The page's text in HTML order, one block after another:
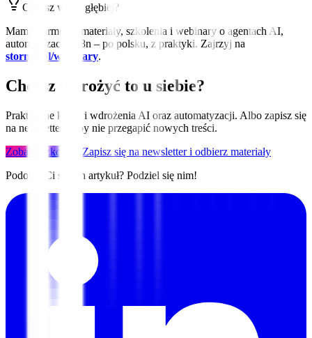
Chcesz wejść głębiej?
Mamy darmowe materiały, szkolenia i webinary o agentach AI,
automatyzacji i n8n – po polsku, z praktyki. Zajrzyj na
stormit.pl/webinary.
Chcesz wdrożyć to u siebie?
Praktyczne kursy i wdrożenia AI oraz automatyzacji. Albo zapisz się
na newsletter, żeby nie przegapić nowych treści.
Zobacz szkolenia Zapisz się na newsletter i odbierz materiały
Podobał Ci się ten artykuł? Podziel się nim!